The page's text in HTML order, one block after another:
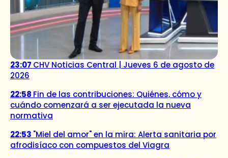
23:07 CHV Noticias Central | Jueves 6 de agosto de
2026
22:58 Fin de las contribuciones: Quiénes, cómo y
cuándo comenzará a ser ejecutada la nueva
normativa
22:53 "Miel del amor" en la mira: Alerta sanitaria por
afrodisíaco con compuestos del Viagra